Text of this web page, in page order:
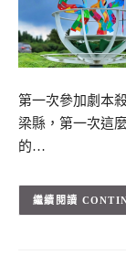
第一次參加劇本
梁縣，第一次這
的…